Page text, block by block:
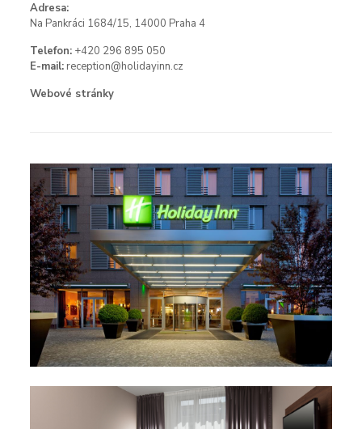
Adresa:
Na Pankráci 1684/15, 14000 Praha 4
Telefon: +420 296 895 050
E-mail: reception@holidayinn.cz
Webové stránky